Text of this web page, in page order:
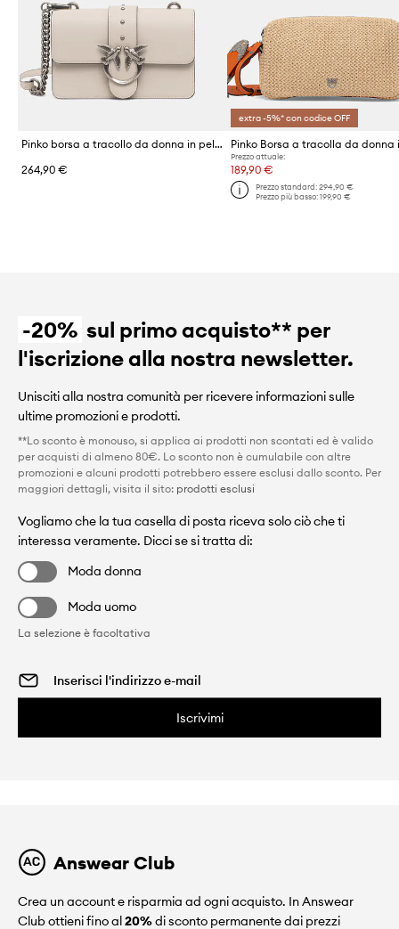
Pinko borsa a tracollo da donna in pelle
264,90 €
extra -5%* con codice OFF
Prezzo attuale:
189,90 €
Prezzo standard: 294,90 €
Prezzo più basso: 199,90 €
-20% sul primo acquisto** per
l'iscrizione alla nostra newsletter.
Unisciti alla nostra comunità per ricevere informazioni sulle
ultime promozioni e prodotti.
**Lo sconto è monouso, si applica ai prodotti non scontati ed è valido
per acquisti di almeno 80€. Lo sconto non è cumulabile con altre
promozioni e alcuni prodotti potrebbero essere esclusi dallo sconto. Per
maggiori dettagli, visita il sito: prodotti esclusi
Vogliamo che la tua casella di posta riceva solo ciò che ti
interessa veramente. Dicci se si tratta di:
Moda donna
Moda uomo
La selezione è facoltativa
Iscrivimi
Answear Club
Crea un account e risparmia ad ogni acquisto. In Answear
Club ottieni fino al20%di sconto permanente dai prezzi